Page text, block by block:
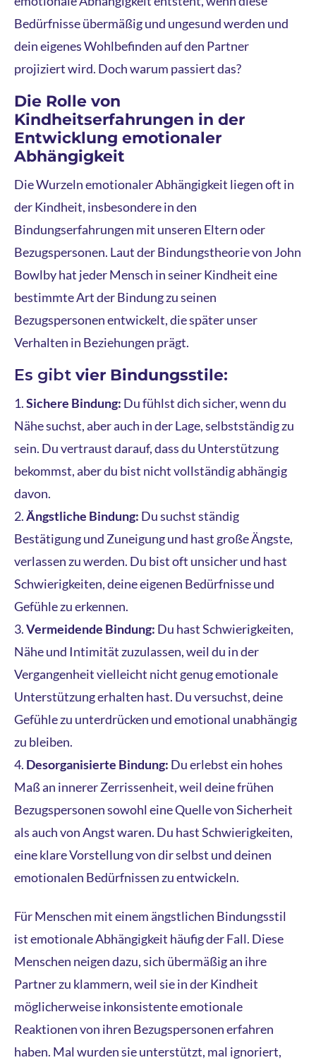
Bedürfnisse übermäßig und ungesund werden und
dein eigenes Wohlbefinden auf den Partner
projiziert wird. Doch warum passiert das?
Die Rolle von
Kindheitserfahrungen in der
Entwicklung emotionaler
Abhängigkeit
Die Wurzeln emotionaler Abhängigkeit liegen oft in
der Kindheit, insbesondere in den
Bindungserfahrungen mit unseren Eltern oder
Bezugspersonen. Laut der Bindungstheorie von John
Bowlby hat jeder Mensch in seiner Kindheit eine
bestimmte Art der Bindung zu seinen
Bezugspersonen entwickelt, die später unser
Verhalten in Beziehungen prägt.
Es gibt vier Bindungsstile:
Sichere Bindung: Du fühlst dich sicher, wenn du
Nähe suchst, aber auch in der Lage, selbstständig zu
sein. Du vertraust darauf, dass du Unterstützung
bekommst, aber du bist nicht vollständig abhängig
davon.
Ängstliche Bindung: Du suchst ständig
Bestätigung und Zuneigung und hast große Ängste,
verlassen zu werden. Du bist oft unsicher und hast
Schwierigkeiten, deine eigenen Bedürfnisse und
Gefühle zu erkennen.
Vermeidende Bindung: Du hast Schwierigkeiten,
Nähe und Intimität zuzulassen, weil du in der
Vergangenheit vielleicht nicht genug emotionale
Unterstützung erhalten hast. Du versuchst, deine
Gefühle zu unterdrücken und emotional unabhängig
zu bleiben.
Desorganisierte Bindung: Du erlebst ein hohes
Maß an innerer Zerrissenheit, weil deine frühen
Bezugspersonen sowohl eine Quelle von Sicherheit
als auch von Angst waren. Du hast Schwierigkeiten,
eine klare Vorstellung von dir selbst und deinen
emotionalen Bedürfnissen zu entwickeln.
Für Menschen mit einem ängstlichen Bindungsstil
ist emotionale Abhängigkeit häufig der Fall. Diese
Menschen neigen dazu, sich übermäßig an ihre
Partner zu klammern, weil sie in der Kindheit
möglicherweise inkonsistente emotionale
Reaktionen von ihren Bezugspersonen erfahren
haben. Mal wurden sie unterstützt, mal ignoriert,